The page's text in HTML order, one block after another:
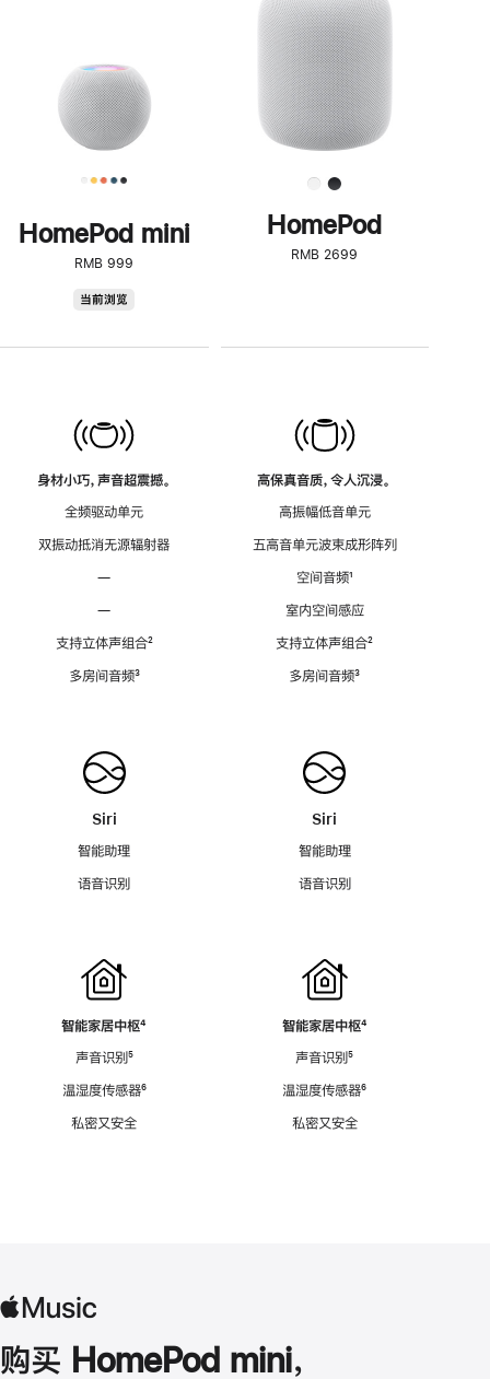
HomePod mini
RMB 999
当前浏览
身材小巧，声音超震撼。
全频驱动单元
双振动抵消无源辐射器
—
—
支持立体声组合脚
²
多房间音频脚
³
Siri
智能助理
语音识别
智能家居中枢脚
⁴
声音识别脚
⁵
温湿度传感器脚
⁶
私密又安全
了
解
HomePod<
HomePod
RMB 2699
高保真音质，令人沉浸。
高振幅低音单元
五高音单元波束成形阵列
空间音频脚
¹
室内空间感应
支持立体声组合脚
²
多房间音频脚
³
Siri
智能助理
语音识别
智能家居中枢脚
⁴
声音识别脚
⁵
温湿度传感器脚
⁶
私密又安全
购买 HomePod mini，